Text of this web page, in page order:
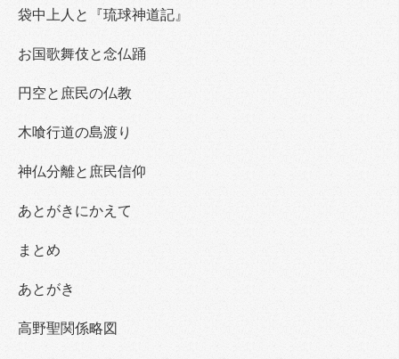
袋中上人と『琉球神道記』
お国歌舞伎と念仏踊
円空と庶民の仏教
木喰行道の島渡り
神仏分離と庶民信仰
あとがきにかえて
まとめ
あとがき
高野聖関係略図